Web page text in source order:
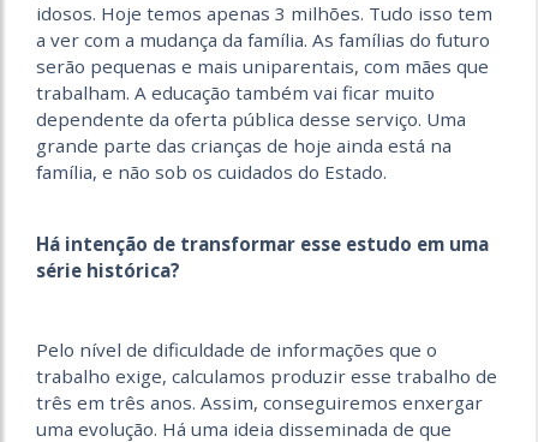
idosos. Hoje temos apenas 3 milhões. Tudo isso tem
a ver com a mudança da família. As famílias do futuro
serão pequenas e mais uniparentais, com mães que
trabalham. A educação também vai ficar muito
dependente da oferta pública desse serviço. Uma
grande parte das crianças de hoje ainda está na
família, e não sob os cuidados do Estado.
Há intenção de transformar esse estudo em uma
série histórica?
Pelo nível de dificuldade de informações que o
trabalho exige, calculamos produzir esse trabalho de
três em três anos. Assim, conseguiremos enxergar
uma evolução. Há uma ideia disseminada de que